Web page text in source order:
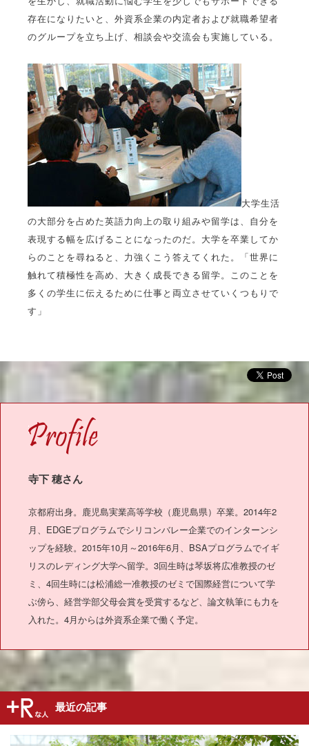
存在になりたいと、外資系企業の内定者および就職希望者
のグループを立ち上げ、相談会や交流会も実施している。
大学生活
の大部分を占めた英語力向上の取り組みや留学は、自分を
表現する幅を広げることになったのだ。大学を卒業してか
らのことを尋ねると、力強くこう答えてくれた。「世界に
触れて積極性を高め、大きく成長できる留学。このことを
多くの学生に伝えるために仕事と両立させていくつもりで
す」
寺下 穂さん
京都府出身。鹿児島実業高等学校（鹿児島県）卒業。2014年2
月、EDGEプログラムでシリコンバレー企業でのインターンシ
ップを経験。2015年10月～2016年6月、BSAプログラムでイギ
リスのレディング大学へ留学。3回生時は琴坂将広准教授のゼ
ミ、4回生時には松浦総一准教授のゼミで国際経営について学
ぶ傍ら、経営学部父母会賞を受賞するなど、論文執筆にも力を
入れた。4月からは外資系企業で働く予定。
最近の記事